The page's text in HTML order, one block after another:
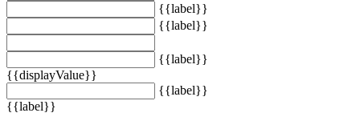
{{label}}
{{label}}
{{label}}
{{displayValue}}
{{label}}
{{label}}